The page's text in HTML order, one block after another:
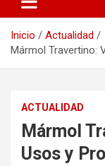
Inicio
Actualidad
Mármol Travertino:
ACTUALIDAD
Mármol
Usos y